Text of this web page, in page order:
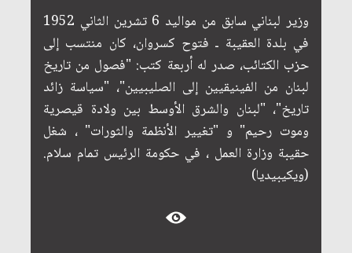
وزير لبناني سابق من مواليد 6 تشرين الثاني 1952
في بلدة العقيبة ـ فتوح كسروان، كان منتسب إلى
حزب الكتائب، صدر له أربعة كتب: "فصول من تاريخ
لبنان من الفينيقيين إلى الصليبيين"، "سياسة زائد
تاريخ"، "لبنان والشرق الأوسط بين ولادة قيصرية
وموت رحيم" و "تغيير الأنظمة والثورات" ، شغل
حقيبة وزارة العمل ، في حكومة الرئيس تمام سلام.
(ويكيبيديا)